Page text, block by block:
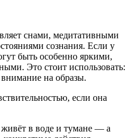
снами, медитативными
сознания. Если у
быть особенно яркими,
Это стоит использовать:
на образы.
если она
в воде и тумане — а